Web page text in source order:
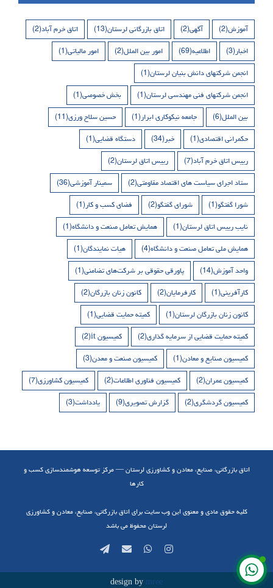
آموزش(2) آگهی(2) اتاق بازرگانی لرستان(13) اتاق خرم آباد(2)
اخبار(3) اطلاعیه(69) امور بین الملل(2) امور مالیاتی(1)
انجمن شرکتهای دانش بنیان لرستان(1)
انجمن شرکتهای فنی مهندسی لرستان(1) بخش خصوصی(1)
بین الملل(6) جامعه نیکوکاری ابرار(1) حسین سلاح ورزی(11)
حکمرانی اقتصادی(1) خبر(34) دستگاه قضایی(1)
رییس اتاق خرم آباد(7) رییس اتاق لرستان(2)
ستاد اجرای سیاست های اقتصاد مقاومتی(2) سمینار آموزشی(36)
شورا گفتگو(1) شورای گفتگو(2) فضای کسب و کار(1)
نایب رییس اتاق لرستان(1) همایش تعامل صنعت و دانشگاه(1)
همایش ملی تعامل صنعت و دانشگاه(4) هیات نمایندگان(1)
واحد آموزش(14) پاورقی حقوقی بر شرکت‌های تضامنی(1)
کارآفرینی(1) کارفرمایان(2) کانون زنان بازرگان(2)
کانون زنان بازرگان لرستان(1) کمیته حمایت قضایی(1)
کمیته حمایت قضایی از سرمایه گذاری(2) کمیسیون it (2)
کمیسیون صنایع و معادن(1) کمیسیون صنعت و معدن(3)
کمیسیون عمران(2) کمیسیون فناوری اطلاعات(2) کمیسیون کشاورزی(7)
کمیسیون گردشگری(2) گزارش تصویری(9) یادداشت(3)
اتاق بازرگانی، صنایع، معادن و کشاورزی لرستان — مرکز توسعه هوشمندسازی کسب و
کارها
کلیه حقوق مادی و معنوی این وب سایت برای اتاق بازرگانی، صنایع، معادن و کشاورزی
لرستان محفوظ می باشد
Instagram
WhatsApp
Email
Telegram
design by mree